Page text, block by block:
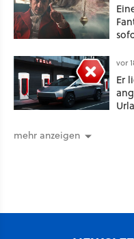
vor
Er
mehr anzeigen